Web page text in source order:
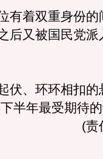
着双重身份的
后又被国民党派
、环环相扣的
半年最受期待
(责